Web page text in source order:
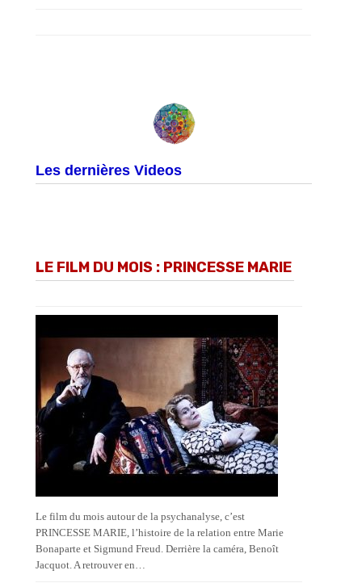
Les dernières Videos
LE FILM DU MOIS : PRINCESSE MARIE
Le film du mois autour de la psychanalyse, c’est
PRINCESSE MARIE, l’histoire de la relation entre Marie
Bonaparte et Sigmund Freud. Derrière la caméra, Benoît
Jacquot. A retrouver en…